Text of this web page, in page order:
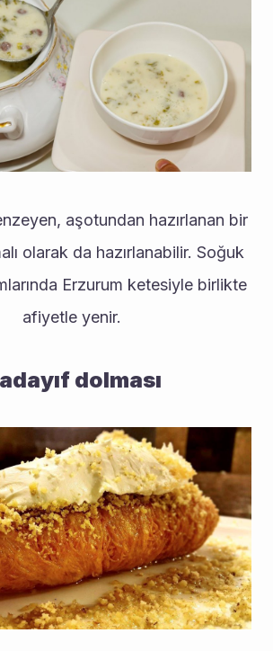
aşotundan hazırlanan bir
olarak da hazırlanabilir. Soğuk
Erzurum ketesiyle birlikte
afiyetle yenir.
dolması